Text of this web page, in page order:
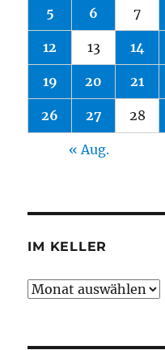
5 6 7
12 13 14
19 20 21
26 27 28
« Aug.
IM KELLER
Im